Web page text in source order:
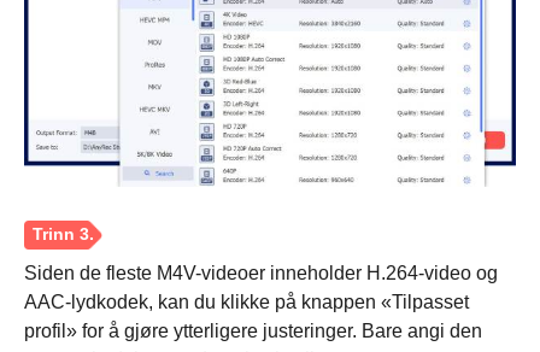
Steg 2.
Siden de fleste M4V-videoer inneholder H.264-video og
AAC-lydkodek, kan du klikke på knappen «Tilpasset
profil» for å gjøre ytterligere justeringer. Bare angi den